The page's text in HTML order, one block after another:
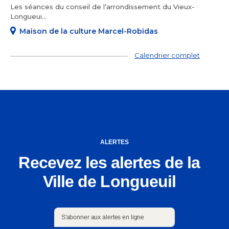
Les séances du conseil de l’arrondissement du Vieux-
Longueui...
Maison de la culture Marcel-Robidas
Calendrier complet
ALERTES
Recevez les alertes de la
Ville de Longueuil
S'abonner aux alertes en ligne